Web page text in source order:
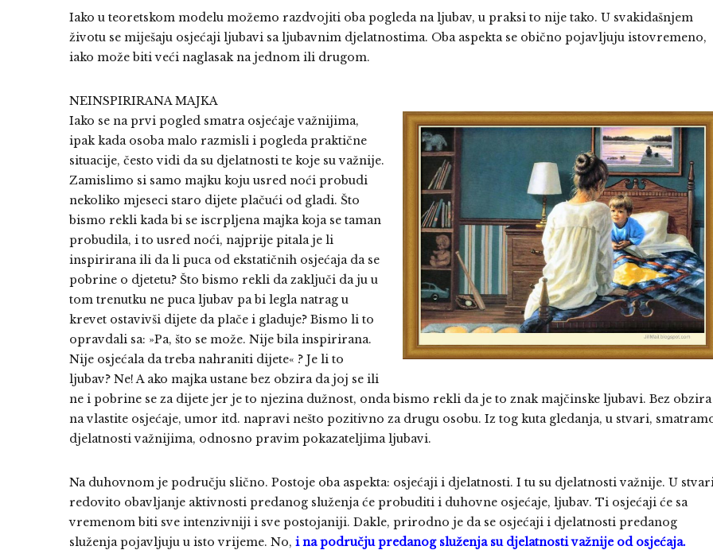
Iako u teoretskom modelu možemo razdvojiti oba pogleda na ljubav, u praksi to nije tako. U svakidašnjem
životu se miješaju osjećaji ljubavi sa ljubavnim djelatnostima. Oba aspekta se obično pojavljuju istovremeno,
iako može biti veći naglasak na jednom ili drugom.
NEINSPIRIRANA MAJKA
Iako se na prvi pogled smatra osjećaje važnijima,
ipak kada osoba malo razmisli i pogleda praktične
situacije, često vidi da su djelatnosti te koje su važnije.
Zamislimo si samo majku koju usred noći probudi
nekoliko mjeseci staro dijete plačući od gladi. Što
bismo rekli kada bi se iscrpljena majka koja se taman
probudila, i to usred noći, najprije pitala je li
inspirirana ili da li puca od ekstatičnih osjećaja da se
pobrine o djetetu? Što bismo rekli da zaključi da ju u
tom trenutku ne puca ljubav pa bi legla natrag u
krevet ostavivši dijete da plače i gladuje? Bismo li to
opravdali sa: »Pa, što se može. Nije bila inspirirana.
Nije osjećala da treba nahraniti dijete« ? Je li to
ljubav? Ne! A ako majka ustane bez obzira da joj se ili
ne i pobrine se za dijete jer je to njezina dužnost, onda bismo rekli da je to znak majčinske ljubavi. Bez obzira
na vlastite osjećaje, umor itd. napravi nešto pozitivno za drugu osobu. Iz tog kuta gledanja, u stvari,
djelatnosti važnijima, odnosno pravim pokazateljima ljubavi.
Na duhovnom je području slično. Postoje oba aspekta: osjećaji i djelatnosti. I tu su djelatnosti važnije. U
redovito obavljanje aktivnosti predanog služenja će probuditi i duhovne osjećaje, ljubav. Ti osjećaji će sa
vremenom biti sve intenzivniji i sve postojaniji. Dakle, prirodno je da se osjećaji i djelatnosti predanog
služenja pojavljuju u isto vrijeme. No, i na području predanog služenja su djelatnosti važnije od osjećaja.